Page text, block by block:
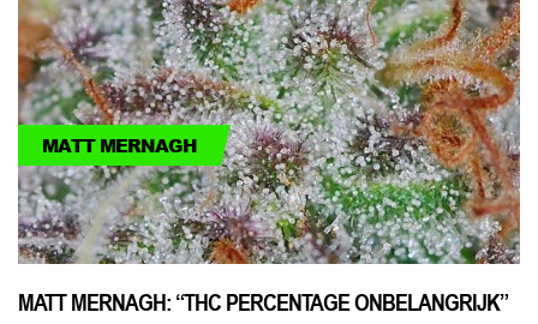
MATT MERNAGH
MATT MERNAGH: “THC PERCENTAGE ONBELANGRIJK”